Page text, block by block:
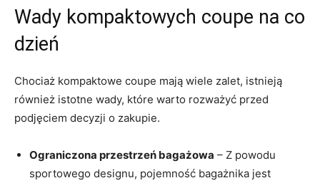
Wady kompaktowych coupe na co
⁤dzień
Chociaż kompaktowe coupe mają wiele zalet, istnieją
również istotne wady, które warto rozważyć przed
podjęciem decyzji o zakupie.
Ograniczona przestrzeń bagażowa –​ Z powodu
⁢sportowego designu, pojemność bagażnika jest